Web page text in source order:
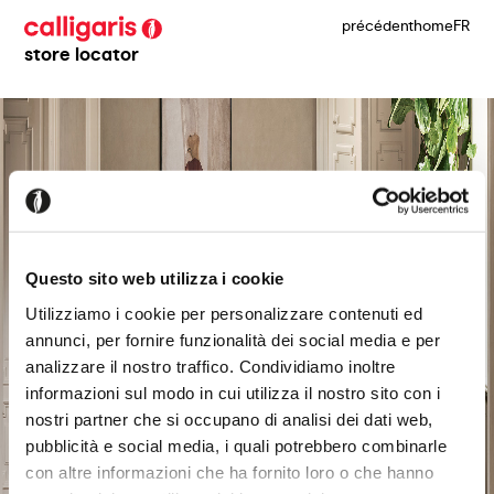
Questo sito web utilizza i cookie
Utilizziamo i cookie per personalizzare contenuti ed
annunci, per fornire funzionalità dei social media e per
analizzare il nostro traffico. Condividiamo inoltre
informazioni sul modo in cui utilizza il nostro sito con i
nostri partner che si occupano di analisi dei dati web,
pubblicità e social media, i quali potrebbero combinarle
con altre informazioni che ha fornito loro o che hanno
store locator
précédenthomeFR